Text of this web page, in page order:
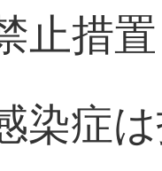
止措
染症